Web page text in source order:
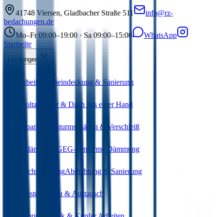
41748 Viersen, Gladbacher Straße 511
info@rz-
bedachungen.de
Mo–Fr 09:00–19:00 · Sa 09:00–15:00
WhatsApp
Startseite
Leistungen
Dacharbeiten Neueindeckung & Sanierung
Photovoltaik Solar & Dach aus einer Hand
Dachreparaturen Sturmschäden & Verschleiß
Wärmedämmung GEG-konforme Dämmung
FlachdachsanierungAbdichtung & Sanierung
Dachfenster Einbau & Austausch